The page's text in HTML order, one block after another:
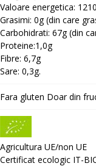
Valoare energetica:
Grasimi: 0g (din care
Carbohidrati: 67g (din
Proteine:1,0g
Fibre: 6,7g
Sare: 0,3g.
Fara gluten Doar din
Agricultura UE/non UE
Certificat ecologic IT-